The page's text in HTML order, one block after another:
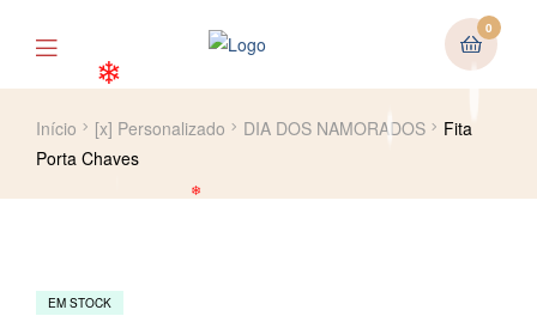
0
Início [x] Personalizado DIA DOS NAMORADOS
Fita
Porta Chaves
EM STOCK
❄